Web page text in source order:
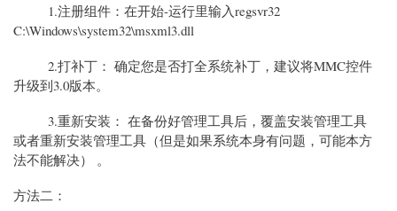
1.注册组件：在开始-运行里输入regsvr32
C:\Windows\system32\msxml3.dll
2.打补丁： 确定您是否打全系统补丁，建议将MMC控件
升级到3.0版本。
3.重新安装： 在备份好管理工具后，覆盖安装管理工具
或者重新安装管理工具（但是如果系统本身有问题，可能本方
法不能解决） 。
方法二：